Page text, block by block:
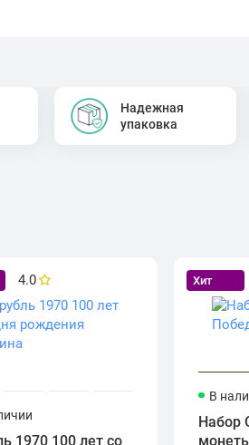
Надежная
упаковка
4.0
1970 100 лет со
Хит
В
Набор